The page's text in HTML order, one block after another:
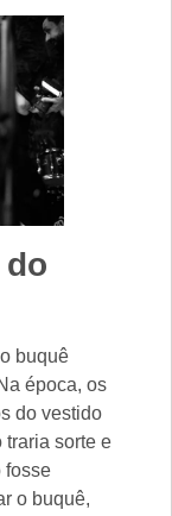
buquê
época, os
do vestido
traria sorte e
fosse
o buquê,